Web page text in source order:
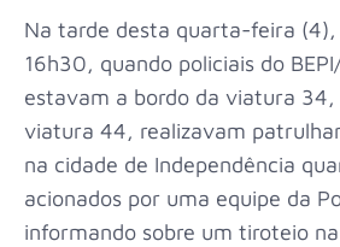
Na tarde desta quarta-feira
16h30, quando policiais do
estavam a bordo da viatura 34,
viatura 44, realizavam
na cidade de Independência
acionados por uma equipe da
informando sobre um tiroteio